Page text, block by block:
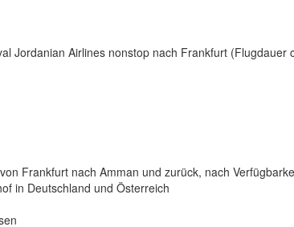
Jordanian Airlines nonstop nach Frankfurt (Flugdauer
Frankfurt nach Amman und zurück, nach
in Deutschland und Österreich